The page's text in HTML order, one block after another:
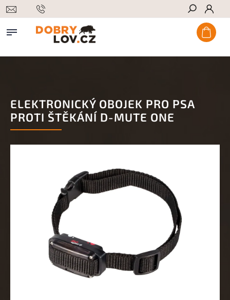
Hledat
ELEKTRONICKÝ OBOJEK PRO PSA
PROTI ŠTĚKÁNÍ D-MUTE ONE